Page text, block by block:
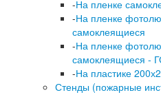
-На пленке
-На пленке
самоклеящиеся
-На пленке
самоклеящиеся -
-На пластике
Стенды (пожарные